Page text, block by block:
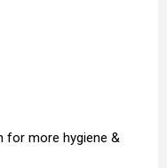
for more hygiene &